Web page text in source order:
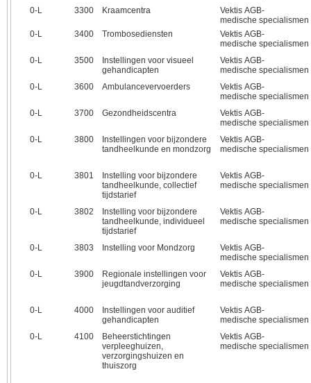
0‑L
3300 Kraamcentra
Vektis AGB-
medische specialismen
0‑L
3400 Trombosediensten
Vektis AGB-
medische specialismen
0‑L
3500
Instellingen voor visueel
gehandicapten
Vektis AGB-
medische specialismen
0‑L
3600 Ambulancevervoerders
Vektis AGB-
medische specialismen
0‑L
3700 Gezondheidscentra
Vektis AGB-
medische specialismen
0‑L
3800
Instellingen voor bijzondere
tandheelkunde en mondzorg
Vektis AGB-
medische specialismen
0‑L 3801
Instelling voor bijzondere
tandheelkunde, collectief
tijdstarief
Vektis AGB-
medische specialismen
0‑L 3802
Instelling voor bijzondere
tandheelkunde, individueel
tijdstarief
Vektis AGB-
medische specialismen
0‑L 3803 Instelling voor Mondzorg
Vektis AGB-
medische specialismen
0‑L
3900
Regionale instellingen voor
jeugdtandverzorging
Vektis AGB-
medische specialismen
0‑L 4000
Instellingen voor auditief
gehandicapten
Vektis AGB-
medische specialismen
0‑L
4100
Beheerstichtingen
verpleeghuizen,
verzorgingshuizen en
thuiszorg
Vektis AGB-
medische specialismen